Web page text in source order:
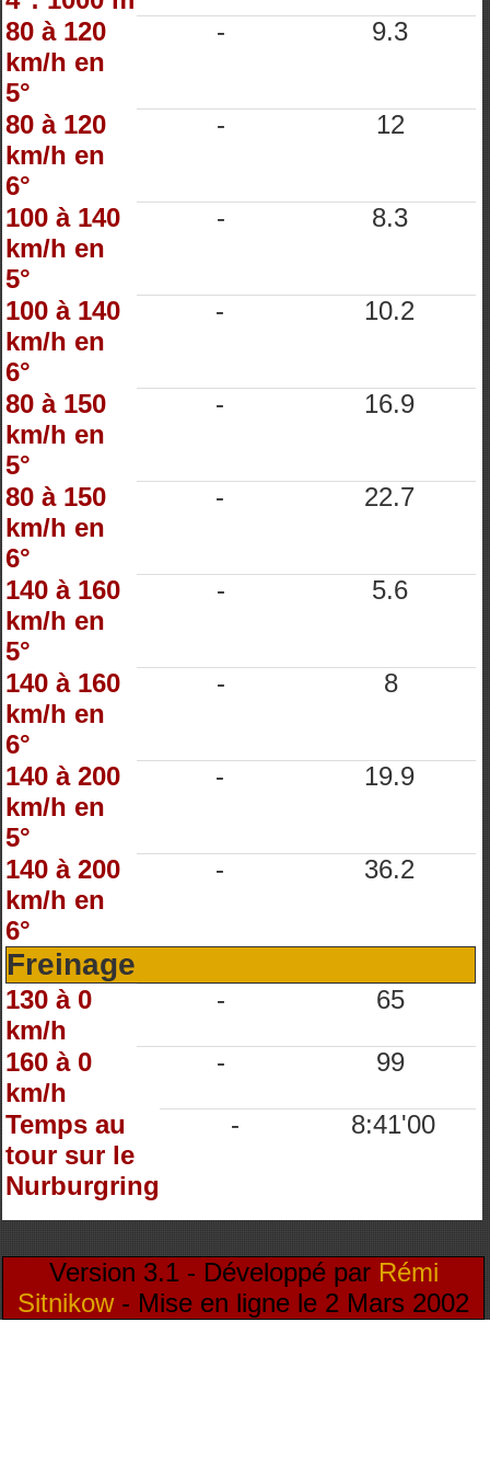
80 à 120
km/h en
5°
- 9.3
80 à 120
km/h en
6°
- 12
100 à 140
km/h en
5°
- 8.3
100 à 140
km/h en
6°
- 10.2
80 à 150
km/h en
5°
- 16.9
80 à 150
km/h en
6°
- 22.7
140 à 160
km/h en
5°
- 5.6
140 à 160
km/h en
6°
- 8
140 à 200
km/h en
5°
- 19.9
140 à 200
km/h en
6°
- 36.2
Freinage
130 à 0
km/h
- 65
160 à 0
km/h
- 99
Temps au
tour sur le
Nurburgring
- 8:41'00
Version 3.1 - Développé par Rémi
Sitnikow- Mise en ligne le 2 Mars 2002